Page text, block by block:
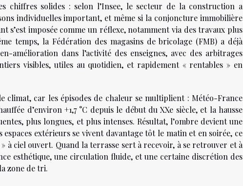
chiffres solides : selon l’Insee, le secteur de la construction a
individuelles important, et même si la conjoncture immobilière
s’est imposée comme un réflexe, notamment via des travaux plus
temps, la Fédération des magasins de bricolage (FMB) a déjà
amélioration dans l’activité des enseignes, avec des arbitrages
visibles, utiles au quotidien, et rapidement « rentables » en
climat, car les épisodes de chaleur se multiplient : Météo-France
d’environ +1,7 °C depuis le début du XXe siècle, et la hausse
plus longues, et plus intenses. Résultat, l’ombre devient une
extérieurs se vivent davantage tôt le matin et en soirée, ce
à ciel ouvert. Quand la terrasse sert à recevoir, à se retrouver et à
esthétique, une circulation fluide, et une certaine discrétion des
zone de tri.